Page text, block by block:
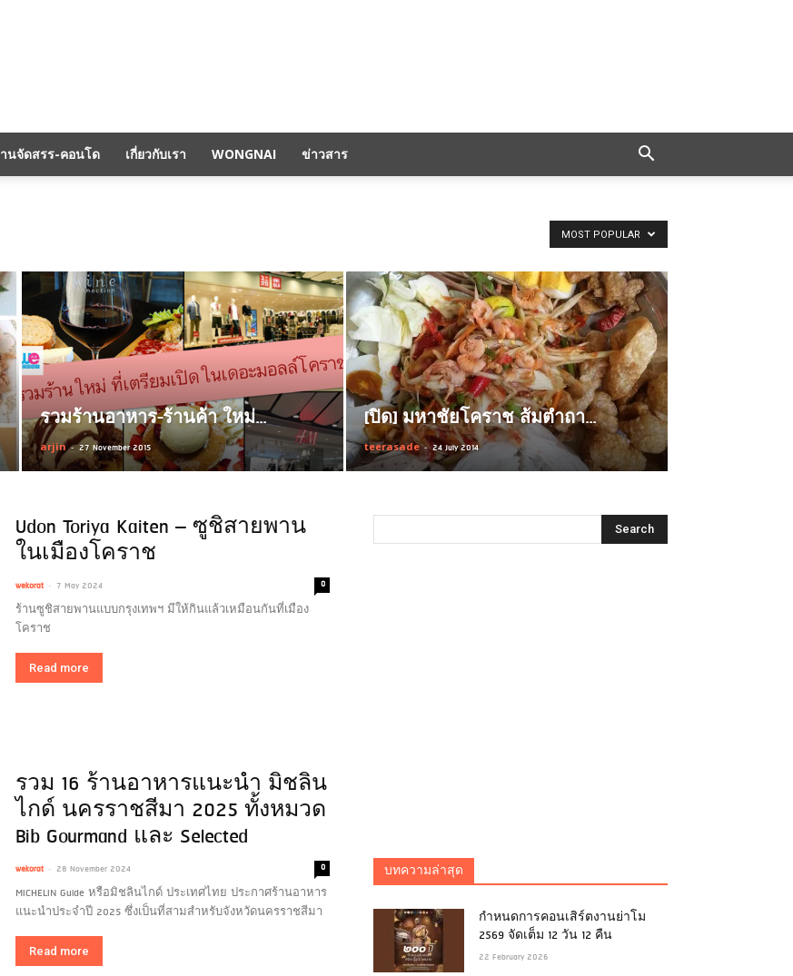
นจัดสรร-คอนโด เกี่ยวกับเรา WONGNAI ข่าวสาร
MOST POPULAR
รวมร้านอาหาร-ร้านค้า ใหม่...
arjin - 27 November 2015
[ปิด] มหาชัยโคราช ส้มตำถา...
teerasade - 24 July 2014
Udon Toriya Kaiten – ซูชิสายพาน
ในเมืองโคราช
wekorat - 7 May 2024 0
ร้านซูชิสายพานแบบกรุงเทพฯ มีให้กินแล้วเหมือนกันที่เมือง
โคราช
Read more
รวม 16 ร้านอาหารแนะนำ มิชลิน
ไกด์ นครราชสีมา 2025 ทั้งหมวด
Bib Gourmand และ Selected
wekorat - 28 November 2024 0
MICHELIN Guide หรือมิชลินไกด์ ประเทศไทย ประกาศร้านอาหาร
แนะนำประจำปี 2025 ซึ่งเป็นที่สามสำหรับจังหวัดนครราชสีมา
Read more
บทความล่าสุด
กำหนดการคอนเสิร์ตงานย่าโม
2569 จัดเต็ม 12 วัน 12 คืน
22 February 2026